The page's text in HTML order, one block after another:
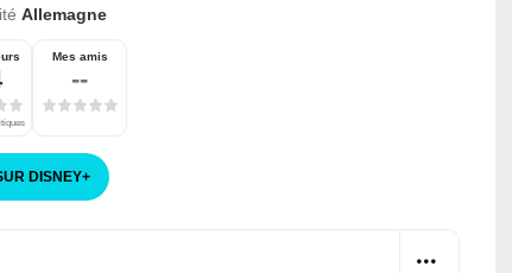
Allemagne
Mes amis
--
DISNEY+